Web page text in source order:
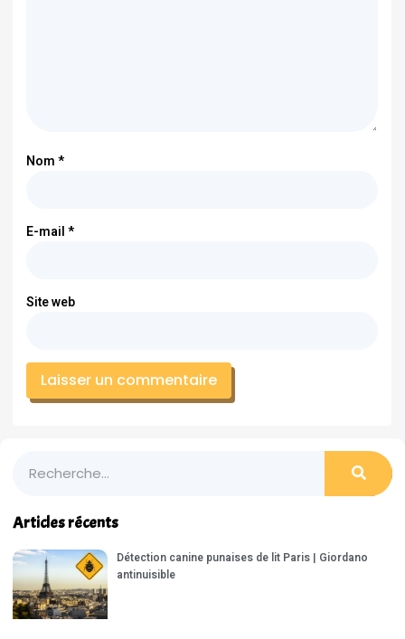
Nom*
E-mail*
Site web
Articles récents
Détection canine punaises de lit Paris | Giordano
antinuisible